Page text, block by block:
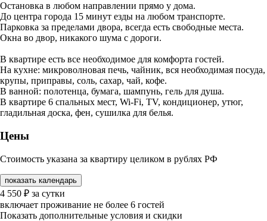
Остановка в любом направлении прямо у дома.
До центра города 15 минут езды на любом транспорте.
Парковка за пределами двора, всегда есть свободные места.
Окна во двор, никакого шума с дороги.
В квартире есть все необходимое для комфорта гостей.
На кухне: микроволновая печь, чайник, вся необходимая посуда,
крупы, приправы, соль, сахар, чай, кофе.
В ванной: полотенца, бумага, шампунь, гель для душа.
В квартире 6 спальных мест, Wi-Fi, TV, кондиционер, утюг,
гладильная доска, фен, сушилка для белья.
Цены
Стоимость указана за квартиру целиком в рублях РФ
показать календарь
4 550 ₽ за сутки
включает проживание не более 6 гостей
Показать дополнительные условия и скидки